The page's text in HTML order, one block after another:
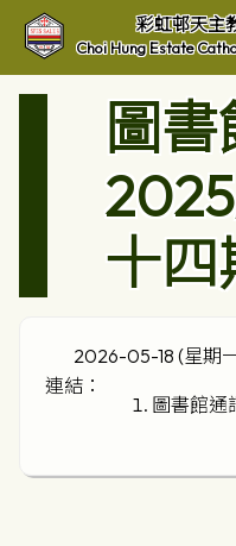
彩虹邨天主
Choi Hung Estate
圖
十四
2026-05-18 (星期
連結：
圖書館通